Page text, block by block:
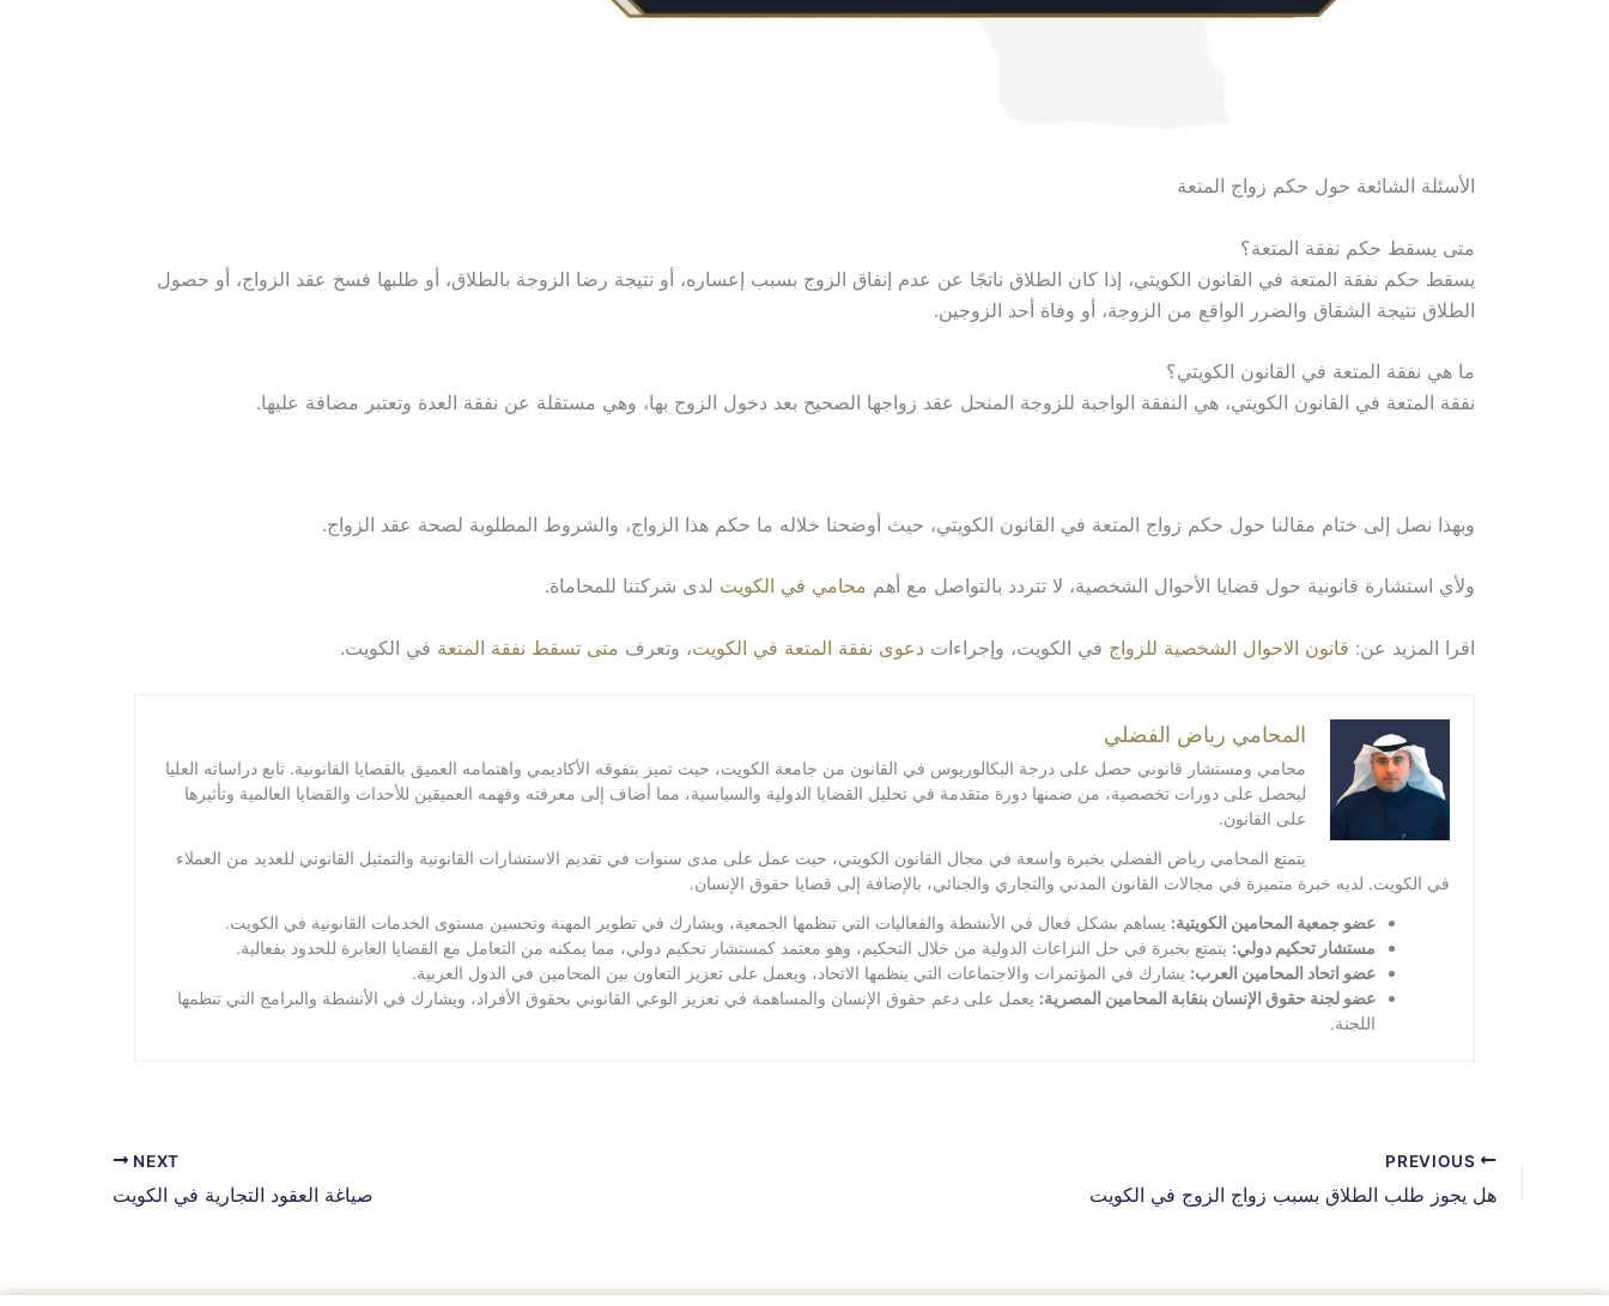
الأسئلة الشائعة حول حكم زواج المتعة
متى يسقط حكم نفقة المتعة؟
يسقط حكم نفقة المتعة في القانون الكويتي، إذا كان الطلاق ناتجًا عن عدم إنفاق الزوج بسبب إعساره، أو نتيجة رضا الزوجة بالطلاق، أو طلبها فسخ عقد الزواج، أو حصول
الطلاق نتيجة الشقاق والضرر الواقع من الزوجة، أو وفاة أحد الزوجين.
ما هي نفقة المتعة في القانون الكويتي؟
نفقة المتعة في القانون الكويتي، هي النفقة الواجبة للزوجة المنحل عقد زواجها الصحيح بعد دخول الزوج بها، وهي مستقلة عن نفقة العدة وتعتبر مضافة عليها.
وبهذا نصل إلى ختام مقالنا حول حكم زواج المتعة في القانون الكويتي، حيث أوضحنا خلاله ما حكم هذا الزواج، والشروط المطلوبة لصحة عقد الزواج.
ولأي استشارة قانونية حول قضايا الأحوال الشخصية، لا تتردد بالتواصل مع أهم محامي في الكويت لدى شركتنا للمحاماة.
اقرا المزيد عن: قانون الاحوال الشخصية للزواج في الكويت، وإجراءات دعوى نفقة المتعة في الكويت، وتعرف متى تسقط نفقة المتعة في الكويت.
المحامي رياض الفضلي
محامي ومستشار قانوني حصل على درجة البكالوريوس في القانون من جامعة الكويت، حيث تميز بتفوقه الأكاديمي واهتمامه العميق بالقضايا القانونية. تابع دراساته العليا
ليحصل على دورات تخصصية، من ضمنها دورة متقدمة في تحليل القضايا الدولية والسياسية، مما أضاف إلى معرفته وفهمه العميقين للأحداث والقضايا العالمية وتأثيرها
على القانون.
يتمتع المحامي رياض الفضلي بخبرة واسعة في مجال القانون الكويتي، حيث عمل على مدى سنوات في تقديم الاستشارات القانونية والتمثيل القانوني للعديد من العملاء
في الكويت. لديه خبرة متميزة في مجالات القانون المدني والتجاري والجنائي، بالإضافة إلى قضايا حقوق الإنسان.
عضو جمعية المحامين الكويتية: يساهم بشكل فعال في الأنشطة والفعاليات التي تنظمها الجمعية، ويشارك في تطوير المهنة وتحسين مستوى الخدمات القانونية في الكويت.
مستشار تحكيم دولي: يتمتع بخبرة في حل النزاعات الدولية من خلال التحكيم، وهو معتمد كمستشار تحكيم دولي، مما يمكنه من التعامل مع القضايا العابرة للحدود بفعالية.
عضو اتحاد المحامين العرب: يشارك في المؤتمرات والاجتماعات التي ينظمها الاتحاد، ويعمل على تعزيز التعاون بين المحامين في الدول العربية.
عضو لجنة حقوق الإنسان بنقابة المحامين المصرية: يعمل على دعم حقوق الإنسان والمساهمة في تعزيز الوعي القانوني بحقوق الأفراد، ويشارك في الأنشطة والبرامج التي تنظمها
اللجنة.
هل يجوز طلب الطلاق بسبب زواج الزوج في الكويت
NEXT
صياغة العقود التجارية في الكويت